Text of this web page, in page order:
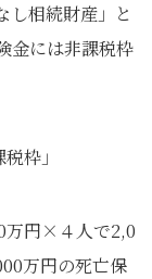
し相続財産」と
金には非課税枠
枠」
万円×４人で2,0
万円の死亡保